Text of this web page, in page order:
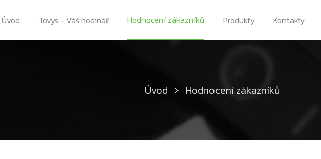
Úvod Tovys - Váš hodinář Hodnocení zákazníků Produkty Kontakty
Úvod Hodnocení zákazníků